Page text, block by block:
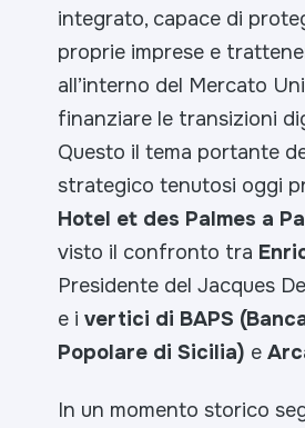
integrato, capace di
proprie imprese e
all’interno del Mercato
finanziare le transizioni
Questo il tema portante
strategico tenutosi oggi
Hotel et des Palmes a
visto il confronto tra
Presidente del Jacques
e ivertici di BAPS
Popolare di Sicilia) e
In un momento storico